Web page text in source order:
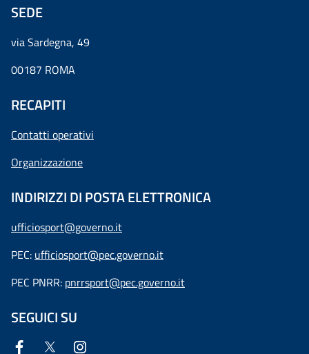
SEDE
via Sardegna, 49
00187 ROMA
RECAPITI
Contatti operativi
Organizzazione
INDIRIZZI DI POSTA ELETTRONICA
ufficiosport@governo.it
PEC: ufficiosport@pec.governo.it
PEC PNRR: pnrrsport@pec.governo.it
SEGUICI SU